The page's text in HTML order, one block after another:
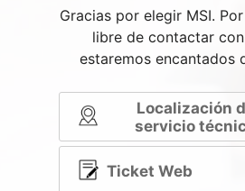
Gracias por elegir MSI.
libre de contactar
estaremos encantados
Localización
servicio
Ticket Web